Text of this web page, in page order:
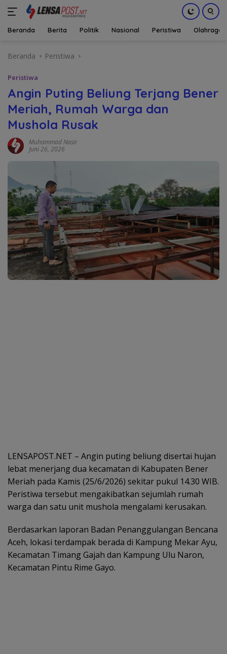
Beranda Berita Politik Nasional Peristiwa Olahraga
Beranda Peristiwa
Peristiwa
Angin Puting Beliung Terjang Bener
Meriah, Rumah Warga dan
Mushola Rusak
Muhammad Nasir
Juni 26, 2026
LENSAPOST.NET – Angin puting beliung disertai hujan
lebat menerjang dua kecamatan di Kabupaten Bener
Meriah pada Kamis (25/6/2026) sekitar pukul 14.30 WIB.
Peristiwa tersebut mengakibatkan sejumlah rumah
warga dan satu unit mushola mengalami kerusakan.
Berdasarkan laporan Badan Penanggulangan Bencana
Aceh, lokasi terdampak berada di Kampung Mekar Ayu,
Kecamatan Timang Gajah dan Kampung Ulu Naron,
Kecamatan Pintu Rime Gayo.